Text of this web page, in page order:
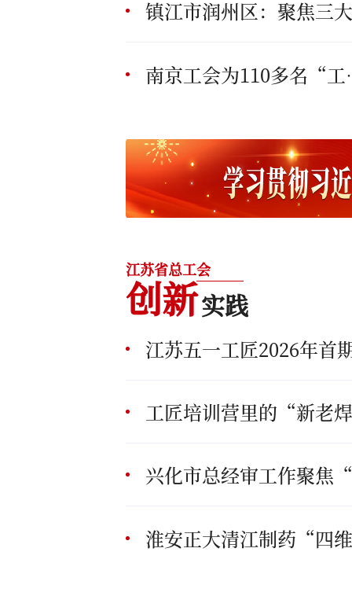
南京工
江苏省总工会
创新实践
江苏五一工匠2026年首
工匠培训营里的“新老
淮安正大清江制药“四